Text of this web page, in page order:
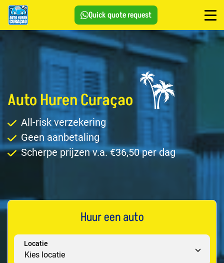
Quick quote request
Auto Huren Curaçao
All-risk verzekering
Geen aanbetaling
Scherpe prijzen v.a. €36,50 per dag
Huur een auto
Locatie